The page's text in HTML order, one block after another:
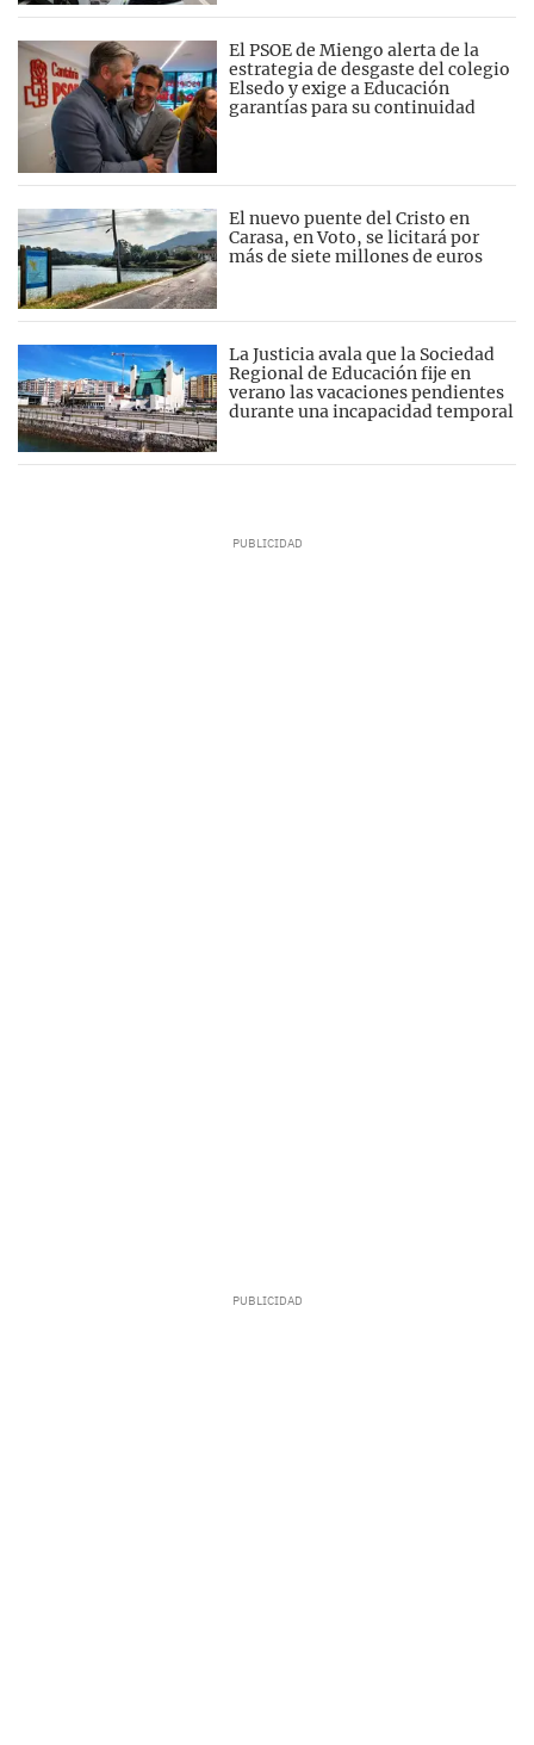
El PSOE de Miengo alerta de la
estrategia de desgaste del colegio
Elsedo y exige a Educación
garantías para su continuidad
El nuevo puente del Cristo en
Carasa, en Voto, se licitará por
más de siete millones de euros
La Justicia avala que la Sociedad
Regional de Educación fije en
verano las vacaciones pendientes
durante una incapacidad temporal